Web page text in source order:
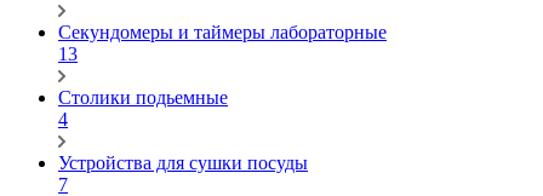
Секундомеры и таймеры лабораторные
13
Столики подьемные
4
Устройства для сушки посуды
7